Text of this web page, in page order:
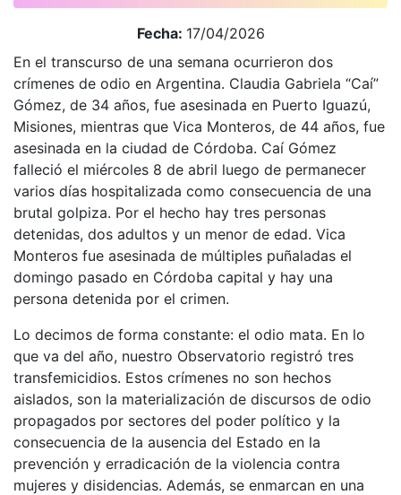
Fecha: 17/04/2026
En el transcurso de una semana ocurrieron dos
crímenes de odio en Argentina. Claudia Gabriela “Caí”
Gómez, de 34 años, fue asesinada en Puerto Iguazú,
Misiones, mientras que Vica Monteros, de 44 años, fue
asesinada en la ciudad de Córdoba. Caí Gómez
falleció el miércoles 8 de abril luego de permanecer
varios días hospitalizada como consecuencia de una
brutal golpiza. Por el hecho hay tres personas
detenidas, dos adultos y un menor de edad. Vica
Monteros fue asesinada de múltiples puñaladas el
domingo pasado en Córdoba capital y hay una
persona detenida por el crimen.
Lo decimos de forma constante: el odio mata. En lo
que va del año, nuestro Observatorio registró tres
transfemicidios. Estos crímenes no son hechos
aislados, son la materialización de discursos de odio
propagados por sectores del poder político y la
consecuencia de la ausencia del Estado en la
prevención y erradicación de la violencia contra
mujeres y disidencias. Además, se enmarcan en una